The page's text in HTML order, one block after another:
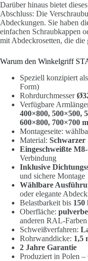
Darüber hinaus bietet
Abschluss: Die
Abdeckungen. Sie haben
einfachen Schraubkappen
mit Abdeckrosetten, die die
Warum den Winkelgriff
Speziell konzipiert als
Form)
Rohrdurchmesser
Verfügbare
400×800, 500×500,
600×800, 700×700
Montageseite:
Material: Schwarzer
Eingeschweißte
Verbindung
Inklusive
und sichere Montage
Wählbare
oder elegante
Belastbarkeit bis 150
Oberfläche:
anderen RAL-
Schweißverfahren:
Rohrwanddicke: 1,5
2 Jahre Garantie
Produziert in Polen